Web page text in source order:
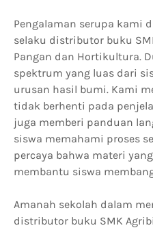
Pengalaman serupa kami
selaku distributor buku
Pangan dan Hortikultura.
spektrum yang luas dari
urusan hasil bumi. Kami
tidak berhenti pada
juga memberi panduan
siswa memahami proses
percaya bahwa materi
membantu siswa
Amanah sekolah dalam
distributor buku SMK